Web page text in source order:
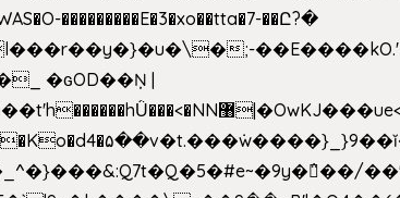
���������E�3�xo��tta�7-��Ը?�
;-
�ԍOD��Ņ |